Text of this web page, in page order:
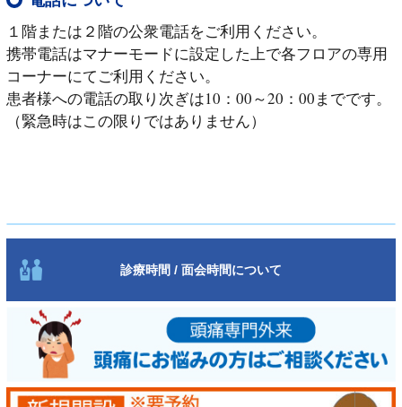
１階または２階の公衆電話をご利用ください。
携帯電話はマナーモードに設定した上で各フロアの専用
コーナーにてご利用ください。
患者様への電話の取り次ぎは10：00～20：00までです。
（緊急時はこの限りではありません）
診療時間 / 面会時間について